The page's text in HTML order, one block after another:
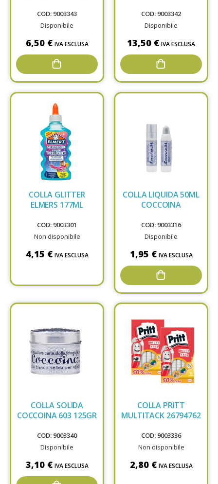
COD: 9003343
Disponibile
6,50 € IVA ESCLUSA
COD: 9003342
Disponibile
13,50 € IVA ESCLUSA
COLLA GLITTER
ELMERS 177ML
COD: 9003301
Non disponibile
4,15 € IVA ESCLUSA
COLLA LIQUIDA 50ML
COCCOINA
COD: 9003316
Disponibile
1,95 € IVA ESCLUSA
COLLA SOLIDA
COCCOINA 603 125GR
COD: 9003340
Disponibile
3,10 € IVA ESCLUSA
COLLA PRITT
MULTITACK 26794762
COD: 9003336
Non disponibile
2,80 € IVA ESCLUSA